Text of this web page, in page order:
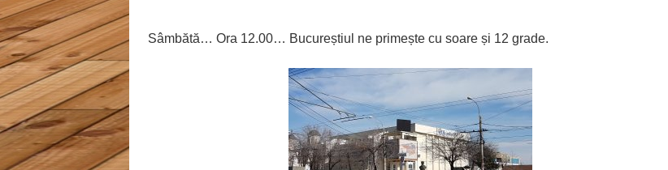
Sâmbătă… Ora 12.00… Bucureștiul ne primește cu soare și 12 grade.